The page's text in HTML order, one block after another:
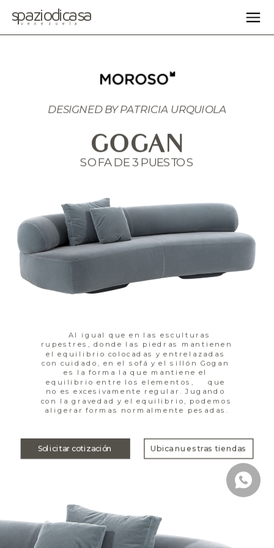
Ubica nuestras tiendas
Solicitar cotización
DESIGNED BY PATRICIA URQUIOLA
GOGAN
SOFA DE 3 PUESTOS
   Al igual que en las esculturas
rupestres, donde las piedras mantienen
el equilibrio colocadas y entrelazadas
con cuidado, en el sofá y el sillón Gogan
es la forma la que mantiene el
equilibrio entre los elementos,     que
no es excesivamente regular. Jugando
con la gravedad y el equilibrio, podemos
aligerar formas normalmente pesadas.
spaziodicasa
venezuela